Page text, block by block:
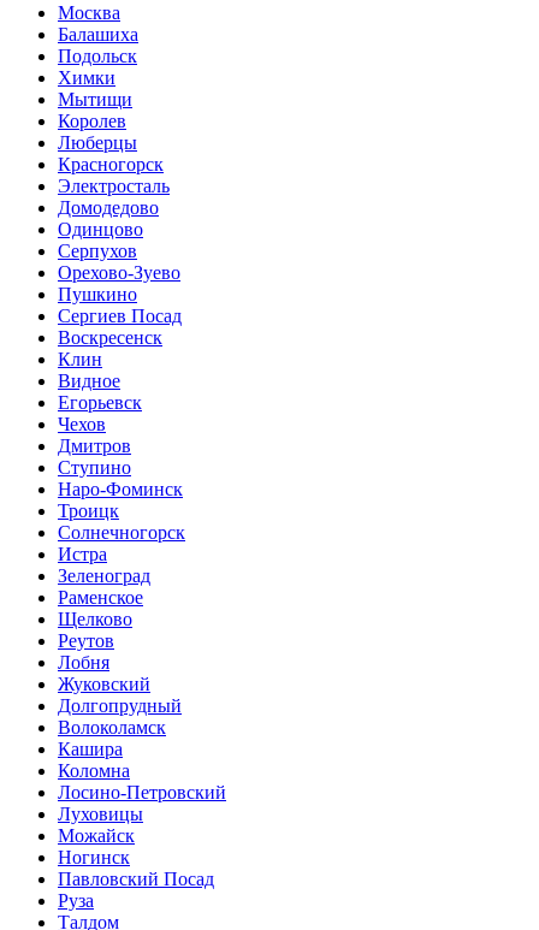
Москва
Балашиха
Подольск
Химки
Мытищи
Королев
Люберцы
Красногорск
Электросталь
Домодедово
Одинцово
Серпухов
Орехово-Зуево
Пушкино
Сергиев Посад
Воскресенск
Клин
Видное
Егорьевск
Чехов
Дмитров
Ступино
Наро-Фоминск
Троицк
Солнечногорск
Истра
Зеленоград
Раменское
Щелково
Реутов
Лобня
Жуковский
Долгопрудный
Волоколамск
Кашира
Коломна
Лосино-Петровский
Луховицы
Можайск
Ногинск
Павловский Посад
Руза
Талдом